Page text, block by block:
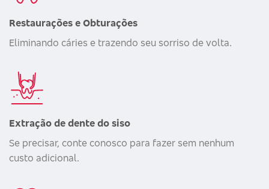
Restaurações e Obturações
Eliminando cáries e trazendo seu sorriso de volta.
Extração de dente do siso
Se precisar, conte conosco para fazer sem nenhum
custo adicional.